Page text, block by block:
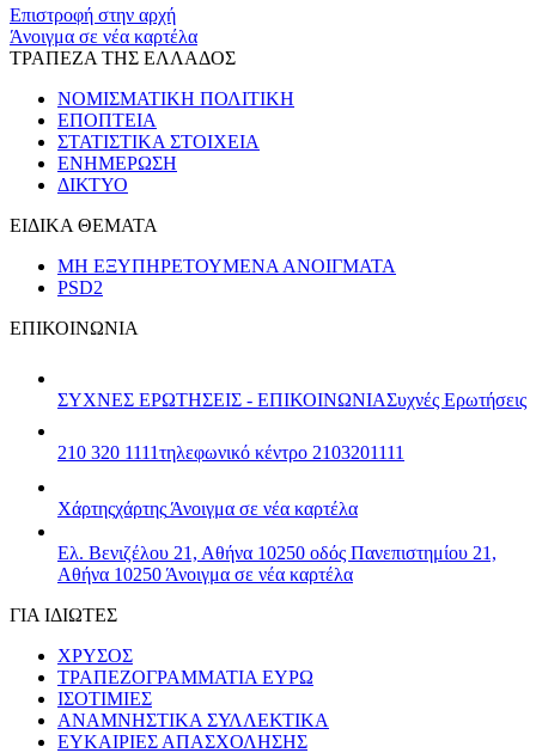
Επιστροφή στην αρχή
Άνοιγμα σε νέα καρτέλα
ΤΡΑΠΕΖΑ ΤΗΣ ΕΛΛΑΔΟΣ
ΝΟΜΙΣΜΑΤΙΚΗ ΠΟΛΙΤΙΚΗ
ΕΠΟΠΤΕΙΑ
ΣΤΑΤΙΣΤΙΚΑ ΣΤΟΙΧΕΙΑ
ΕΝΗΜΕΡΩΣΗ
ΔΙΚΤΥΟ
ΕΙΔΙΚΑ ΘΕΜΑΤΑ
ΜΗ ΕΞΥΠΗΡΕΤΟΥΜΕΝΑ ΑΝΟΙΓΜΑΤΑ
PSD2
ΕΠΙΚΟΙΝΩΝΙΑ
ΣΥΧΝΕΣ ΕΡΩΤΗΣΕΙΣ - ΕΠΙΚΟΙΝΩΝΙΑΣυχνές Ερωτήσεις
210 320 1111τηλεφωνικό κέντρο 2103201111
Χάρτηςχάρτης Άνοιγμα σε νέα καρτέλα
Ελ. Βενιζέλου 21, Αθήνα 10250 οδός Πανεπιστημίου 21,
Αθήνα 10250 Άνοιγμα σε νέα καρτέλα
ΓΙΑ ΙΔΙΩΤΕΣ
ΧΡΥΣΟΣ
ΤΡΑΠΕΖΟΓΡΑΜΜΑΤΙΑ ΕΥΡΩ
ΙΣΟΤΙΜΙΕΣ
ΑΝΑΜΝΗΣΤΙΚΑ ΣΥΛΛΕΚΤΙΚΑ
ΕΥΚΑΙΡΙΕΣ ΑΠΑΣΧΟΛΗΣΗΣ